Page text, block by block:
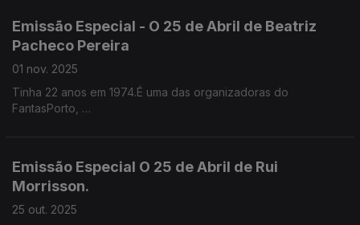
Emissão Especial - O 25 de Abril de Beatriz
Pacheco Pereira
01 nov. 2025
Tinha 22 anos em 1974.É uma das organizadoras do
FantasPorto,
Emissão Especial O 25 de Abril de Rui
Morrisson.
25 out. 2025